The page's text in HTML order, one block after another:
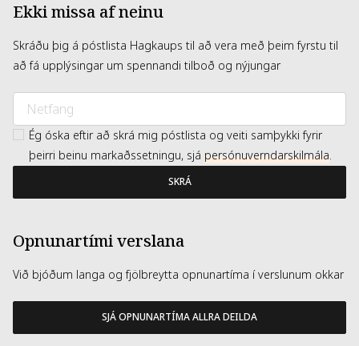
Ekki missa af neinu
Skráðu þig á póstlista Hagkaups til að vera með þeim fyrstu til
að fá upplýsingar um spennandi tilboð og nýjungar
Ég óska eftir að skrá mig póstlista og veiti samþykki fyrir
þeirri beinu markaðssetningu, sjá persónuverndarskilmála.
SKRÁ
Opnunartími verslana
Við bjóðum langa og fjölbreytta opnunartíma í verslunum okkar
SJÁ OPNUNARTÍMA ALLRA DEILDA